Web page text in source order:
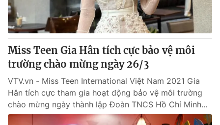
Thế giới đó đây
Câu chuyện quốc tế
Kinh tế
Tài chính
Thị trường
Góc doanh nghiệp
Dữ liệu và đời sống
Truyền hình
Phim VTV
Hậu trường
Nhân vật
Giải trí
Đời sống
Miss Teen Gia Hân tích cực bảo vệ môi
trường chào mừng ngày 26/3
VTV.vn - Miss Teen International Việt Nam 2021 Gia
Hân tích cực tham gia hoạt động bảo vệ môi trường
chào mừng ngày thành lập Đoàn TNCS Hồ Chí Minh...